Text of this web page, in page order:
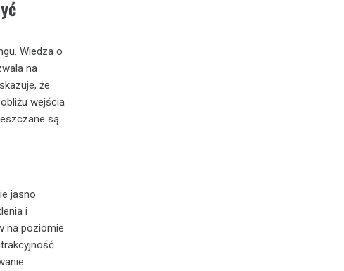
Wiedza o
na
że
wejścia
są
jasno
i
na poziomie